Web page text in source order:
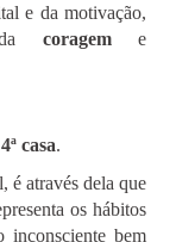
e da motivação,
corageme
4ª casa.
é através dela que
os hábitos
inconsciente bem